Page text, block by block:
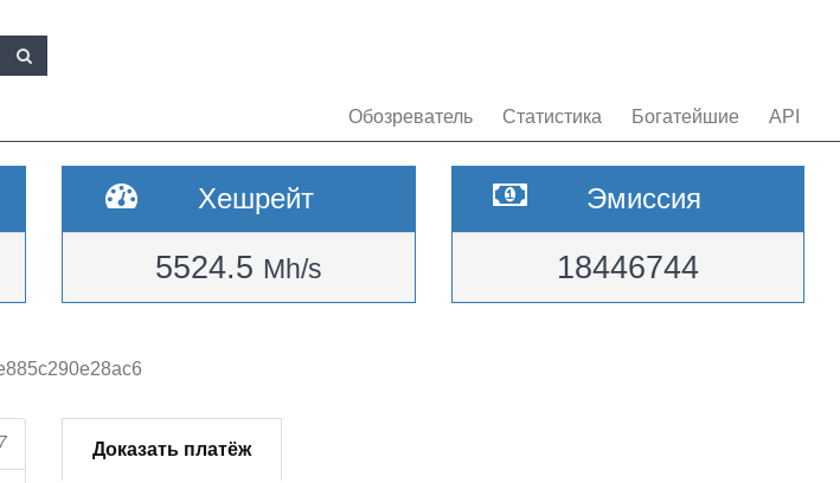
Обозреватель Статистика Богатейшие API
Хешрейт
5524.5 Mh/s
Эмиссия
18446744
Доказать платёж